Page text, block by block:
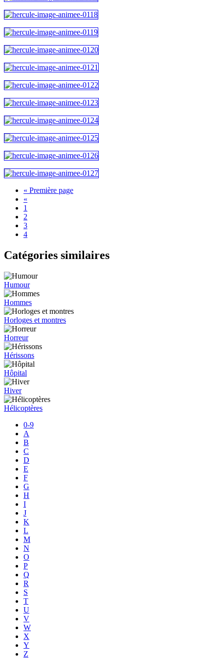
« Première page
«
1
2
3
4
Catégories similaires
Humour
Hommes
Horloges et montres
Horreur
Hérissons
Hôpital
Hiver
Hélicoptères
0-9
A
B
C
D
E
F
G
H
I
J
K
L
M
N
O
P
Q
R
S
T
U
V
W
X
Y
Z